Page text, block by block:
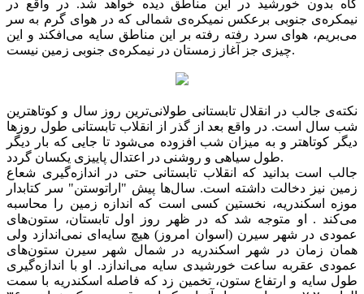
گاه بدون خورشید در این مناطق دیده خواهد شد. در واقع در
نیمكره‌ی جنوبی برعكس نمیكره‌ی شمالی كه در هوای گرم به سر
می‌بریم، هوای سرد رفته رفته بر این مناطق سایه می‌افكند و این
چیزی جز آغاز زمستان در نیمكره‌ی جنوبی زمین نیست.
نكته‌ی جالب در انقلال تابستانی طولانی‌ترین روز سال و كوتاهترین
شب سال است. در واقع بعد از گذر از انقلاب تابستانی طول روزها
دیگر كوتاهتر و به میزان شب افزوده می‌شود تا جایی كه بار دیگر
طول سیاهی و روشنی در اعتدال پاییزی یكسان گردد.
جالب است بدانید كه انقلاب تابستانی حتی در اندازه‌گیری شعاع
زمین نیز دخالت داشته است. سال‌ها پیش "اراتوستن" سر کتابدار
موزه اسکندریه، نخستین کسی است که اندازه زمین را محاسبه
می‌كند . او متوجه شد که در ظهر روز اول تابستان، ستون‌های
عمودی در شهر سیرن (اسوان امروز) هیچ سایه‌ای نمی‌اندازد ولی
همان زمان در شهر اسکندریه در شمال شهر سیرن ستون‌های
عمودی عقربه ساعت خورشیدی سایه می‌اندازد. او با اندازه‌گیری
طول سایه و ارتفاع ستون، تخمین زد که فاصله اسکندریه با سمت